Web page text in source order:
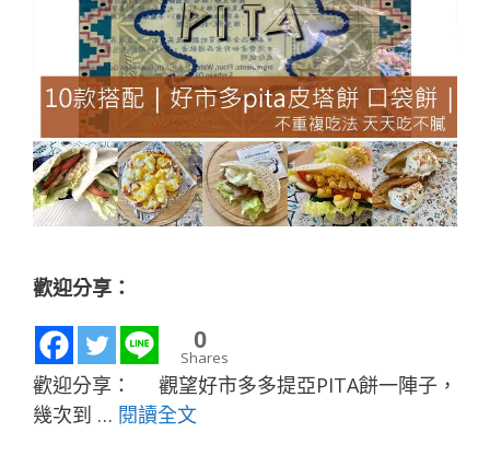
歡迎分享：
0
Shares
歡迎分享： 觀望好市多多提亞PITA餅一陣子，
幾次到 … 閱讀全文